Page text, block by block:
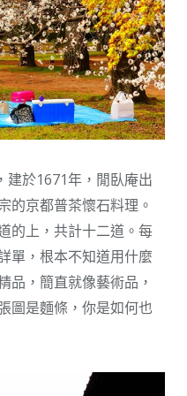
於1671年，閒臥庵出
的京都普茶懷石料理。
的上，共計十二道。每
單，根本不知道用什麼
品，簡直就像藝術品，
圖是麵條，你是如何也